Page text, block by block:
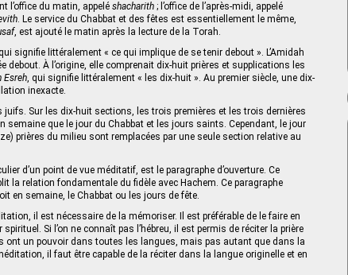
l’office du matin, appelé shacharith ; l’office de l’après-midi, appelé
. Le service du Chabbat et des fêtes est essentiellement le même,
, est ajouté le matin après la lecture de la Torah.
signifie littéralement « ce qui implique de se tenir debout ». L’Amidah
debout. À l’origine, elle comprenait dix-huit prières et supplications les
Esreh, qui signifie littéralement « les dix-huit ». Au premier siècle, une dix-
inexacte.
juifs. Sur les dix-huit sections, les trois premières et les trois dernières
que le jour du Chabbat et les jours saints. Cependant, le jour
prières du milieu sont remplacées par une seule section relative au
d’un point de vue méditatif, est le paragraphe d’ouverture. Ce
la relation fondamentale du fidèle avec Hachem. Ce paragraphe
en semaine, le Chabbat ou les jours de fête.
il est nécessaire de la mémoriser. Il est préférable de le faire en
Si l’on ne connaît pas l’hébreu, il est permis de réciter la prière
ont un pouvoir dans toutes les langues, mais pas autant que dans la
il faut être capable de la réciter dans la langue originelle et en